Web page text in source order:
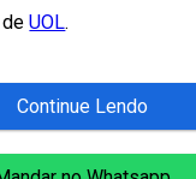
deUOL.
Continue Lendo